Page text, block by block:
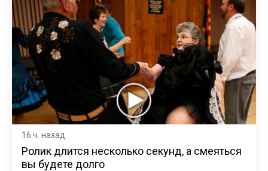
16 ч. назад
Ролик длится несколько секунд, а смеяться
вы будете долго